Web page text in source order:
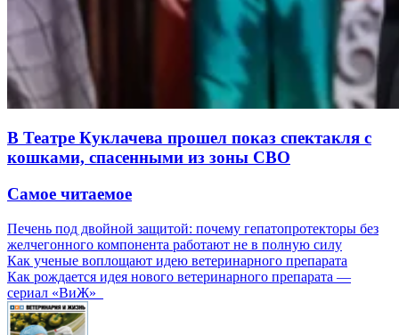
В Театре Куклачева прошел показ спектакля с
кошками, спасенными из зоны СВО
Самое читаемое
Печень под двойной защитой: почему гепатопротекторы без
желчегонного компонента работают не в полную силу
Как ученые воплощают идею ветеринарного препарата
Как рождается идея нового ветеринарного препарата —
сериал «ВиЖ»